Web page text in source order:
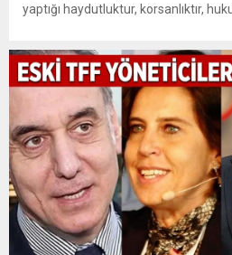
yaptığı haydutluktur, korsanlıktır,